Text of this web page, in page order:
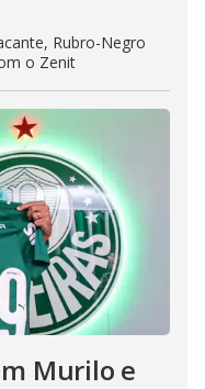
Rubro-Negro
o Zenit
Murilo e